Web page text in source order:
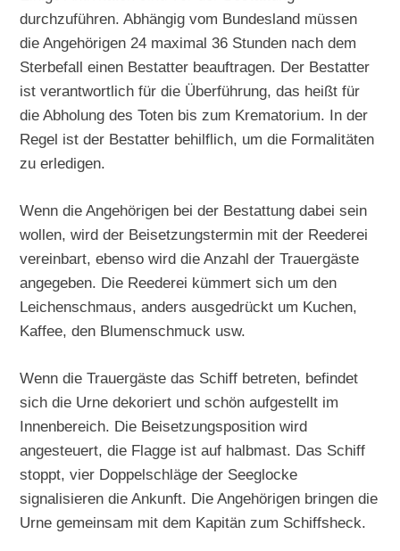
durchzuführen. Abhängig vom Bundesland müssen
die Angehörigen 24 maximal 36 Stunden nach dem
Sterbefall einen Bestatter beauftragen. Der Bestatter
ist verantwortlich für die Überführung, das heißt für
die Abholung des Toten bis zum Krematorium. In der
Regel ist der Bestatter behilflich, um die Formalitäten
zu erledigen.
Wenn die Angehörigen bei der Bestattung dabei sein
wollen, wird der Beisetzungstermin mit der Reederei
vereinbart, ebenso wird die Anzahl der Trauergäste
angegeben. Die Reederei kümmert sich um den
Leichenschmaus, anders ausgedrückt um Kuchen,
Kaffee, den Blumenschmuck usw.
Wenn die Trauergäste das Schiff betreten, befindet
sich die Urne dekoriert und schön aufgestellt im
Innenbereich. Die Beisetzungsposition wird
angesteuert, die Flagge ist auf halbmast. Das Schiff
stoppt, vier Doppelschläge der Seeglocke
signalisieren die Ankunft. Die Angehörigen bringen die
Urne gemeinsam mit dem Kapitän zum Schiffsheck.